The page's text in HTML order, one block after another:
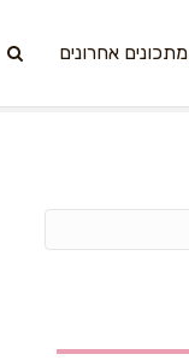
מתכונים אחרונים